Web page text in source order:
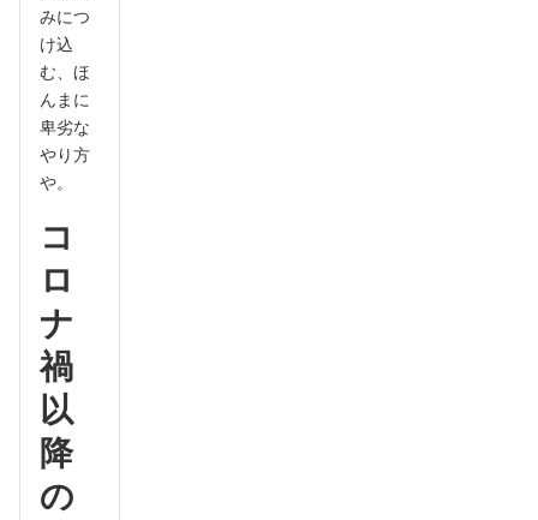
みにつ
け込
む、ほ
んまに
卑劣な
やり方
や。
コ
ロ
ナ
禍
以
降
の